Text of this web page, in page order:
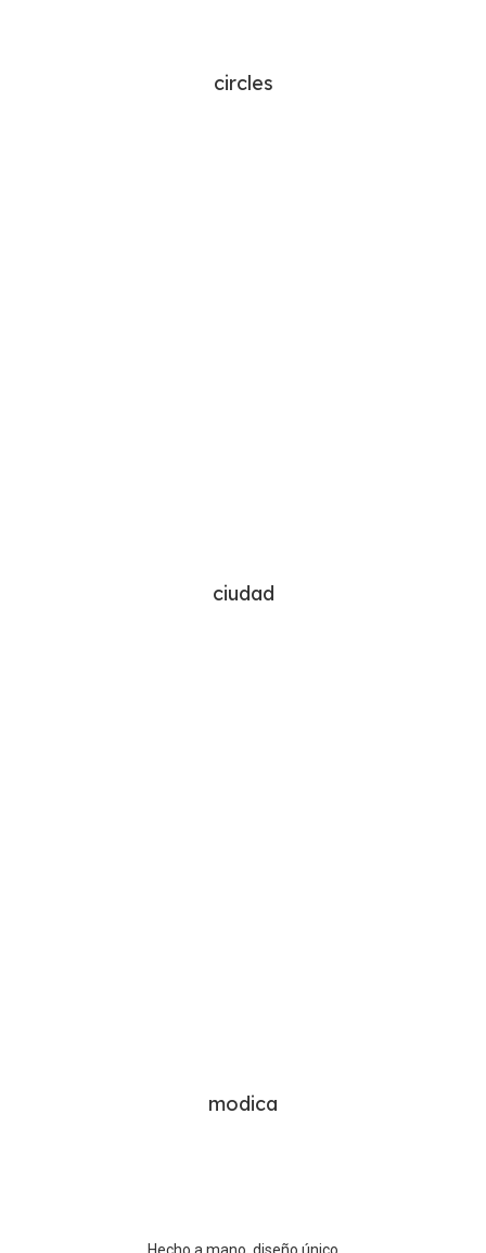
circles
ciudad
modica
Hecho a mano, diseño único